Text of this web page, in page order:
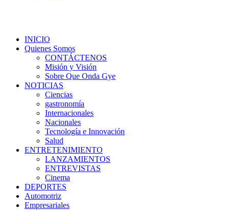
INICIO
Quienes Somos
CONTÁCTENOS
Misión y Visión
Sobre Que Onda Gye
NOTICIAS
Ciencias
gastronomía
Internacionales
Nacionales
Tecnología e Innovación
Salud
ENTRETENIMIENTO
LANZAMIENTOS
ENTREVISTAS
Cinema
DEPORTES
Automotriz
Empresariales